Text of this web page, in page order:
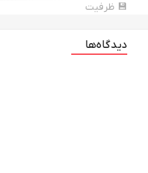
💾 ظرفیت
دیدگاه‌ها